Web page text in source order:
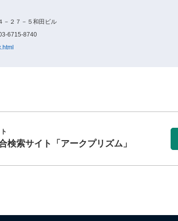
－２７－５和田ビル
6715-8740
検索サイト 「アークプリズム」